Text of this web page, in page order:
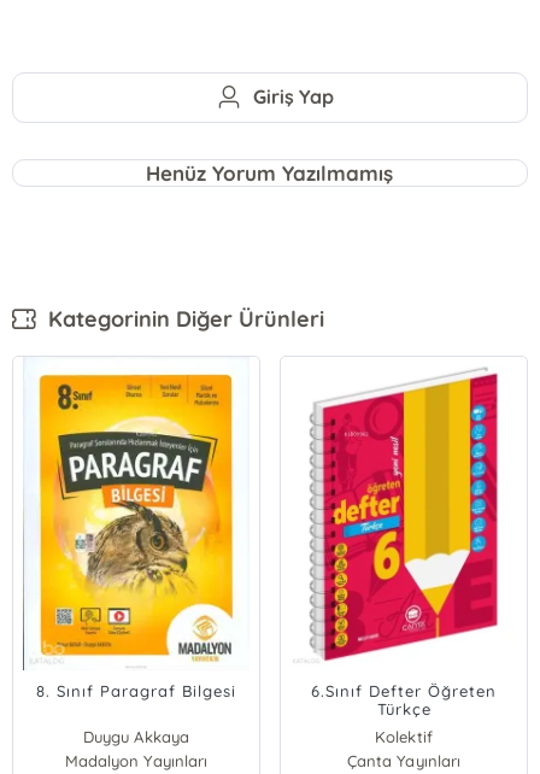
Giriş Yap
Henüz Yorum Yazılmamış
Kategorinin Diğer Ürünleri
8. Sınıf Paragraf Bilgesi
Duygu Akkaya
Madalyon Yayınları
6.Sınıf Defter Öğreten
Türkçe
Kolektif
Çanta Yayınları